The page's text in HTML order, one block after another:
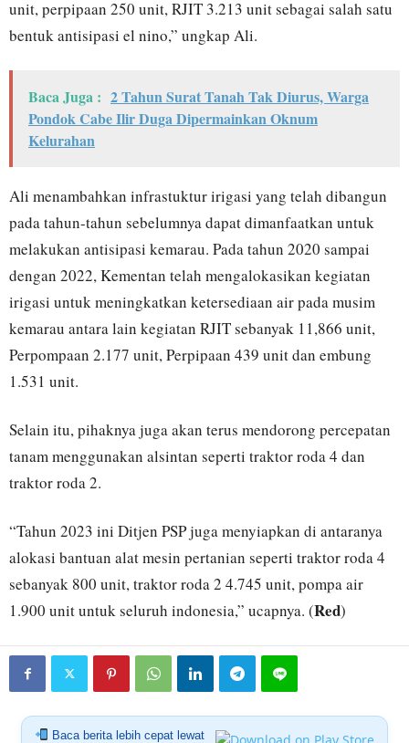
unit, perpipaan 250 unit, RJIT 3.213 unit sebagai salah satu
bentuk antisipasi el nino,” ungkap Ali.
Baca Juga : 2 Tahun Surat Tanah Tak Diurus, Warga
Pondok Cabe Ilir Duga Dipermainkan Oknum
Kelurahan
Ali menambahkan infrastuktur irigasi yang telah dibangun
pada tahun-tahun sebelumnya dapat dimanfaatkan untuk
melakukan antisipasi kemarau. Pada tahun 2020 sampai
dengan 2022, Kementan telah mengalokasikan kegiatan
irigasi untuk meningkatkan ketersediaan air pada musim
kemarau antara lain kegiatan RJIT sebanyak 11,866 unit,
Perpompaan 2.177 unit, Perpipaan 439 unit dan embung
1.531 unit.
Selain itu, pihaknya juga akan terus mendorong percepatan
tanam menggunakan alsintan seperti traktor roda 4 dan
traktor roda 2.
“Tahun 2023 ini Ditjen PSP juga menyiapkan di antaranya
alokasi bantuan alat mesin pertanian seperti traktor roda 4
sebanyak 800 unit, traktor roda 2 4.745 unit, pompa air
1.900 unit untuk seluruh indonesia,” ucapnya. (Red)
Baca berita lebih cepat lewat